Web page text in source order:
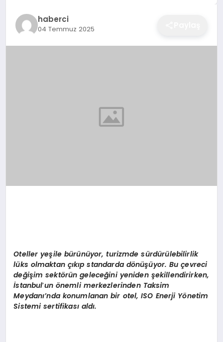
EKONOMI
haberci
04 Temmuz 2025
Oteller yeşile bürünüyor, turizmde sürdürülebilirlik
lüks olmaktan çıkıp standarda dönüşüyor. Bu çevreci
değişim sektörün geleceğini yeniden şekillendirirken,
İstanbul’un önemli merkezlerinden Taksim
Meydanı’nda konumlanan bir otel, ISO Enerji Yönetim
Sistemi sertifikası aldı.